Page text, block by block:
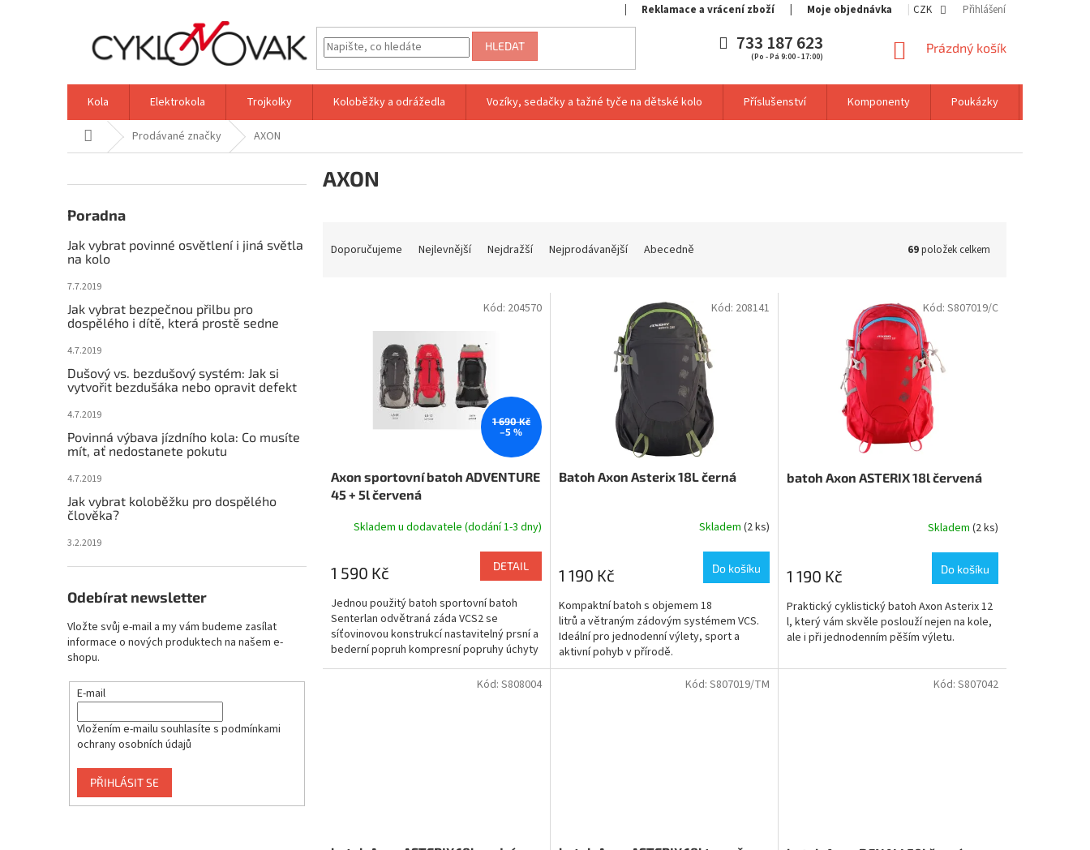
Reklamace a vrácení zboží Moje objednávka CZK Přihlášení
HLEDAT 733 187 623
(Po - Pá 9:00 - 17:00)
NÁKUPNÍ
Prázdný košík
Kola Elektrokola Trojkolky Koloběžky a odrážedla Vozíky, sedačky a tažné tyče na dětské kolo Příslušenství Komponenty Poukázky
Domů Prodávané značky AXON
o
t
a
n
n
í
p
n
e
l
Poradna
Jak vybrat povinné osvětlení i jiná světla
na kolo
7.7.2019
Jak vybrat bezpečnou přilbu pro
dospělého i dítě, která prostě sedne
4.7.2019
Dušový vs. bezdušový systém: Jak si
vytvořit bezdušáka nebo opravit defekt
4.7.2019
Povinná výbava jízdního kola: Co musíte
mít, ať nedostanete pokutu
4.7.2019
Jak vybrat koloběžku pro dospělého
člověka?
3.2.2019
Odebírat newsletter
Vložte svůj e-mail a my vám budeme zasílat
informace o nových produktech na našem e-
shopu.
E-mail
Vložením e-mailu souhlasíte s podmínkami
ochrany osobních údajů
PŘIHLÁSIT SE
AXON
Doporučujeme Nejlevnější Nejdražší Nejprodávanější Abecedně 69položek celkem
1 690 Kč
–5 %
Axon sportovní batoh ADVENTURE
45 + 5l červená
Skladem u dodavatele (dodání 1-3 dny)
1 590 Kč DETAIL
Jednou použitý batoh sportovní batoh
Senterlan odvětraná záda VCS2 se
síťovinovou konstrukcí nastavitelný prsní a
bederní popruh kompresní popruhy úchyty
na hole 8 kapes...
Kód: 204570
Batoh Axon Asterix 18L černá
Skladem (2 ks)
1 190 Kč Do košíku
Kompaktní batoh s objemem 18
litrů a větraným zádovým systémem VCS.
Ideální pro jednodenní výlety, sport a
aktivní pohyb v přírodě.
Kód: 208141
batoh Axon ASTERIX 18l červená
Skladem (2 ks)
1 190 Kč Do košíku
Praktický cyklistický batoh Axon Asterix 12
l, který vám skvěle poslouží nejen na kole,
ale i při jednodenním pěším výletu.
Kód: S807019/C
Kód: S808004 Kód: S807019/TM Kód: S807042